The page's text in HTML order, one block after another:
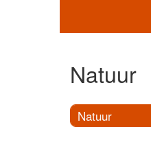
Natuur
Natuur